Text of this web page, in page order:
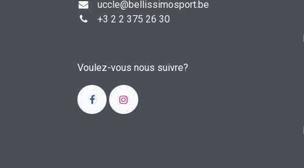
uccle@bellissimosport.be
+3 2 2 375 26 30
Voulez-vous nous suivre?